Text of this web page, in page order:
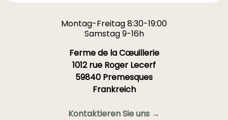
Montag-Freitag 8:30-19:00
Samstag 9-16h
Ferme de la Cœuillerie
1012 rue Roger Lecerf
59840 Premesques
Frankreich
Kontaktieren Sie uns →